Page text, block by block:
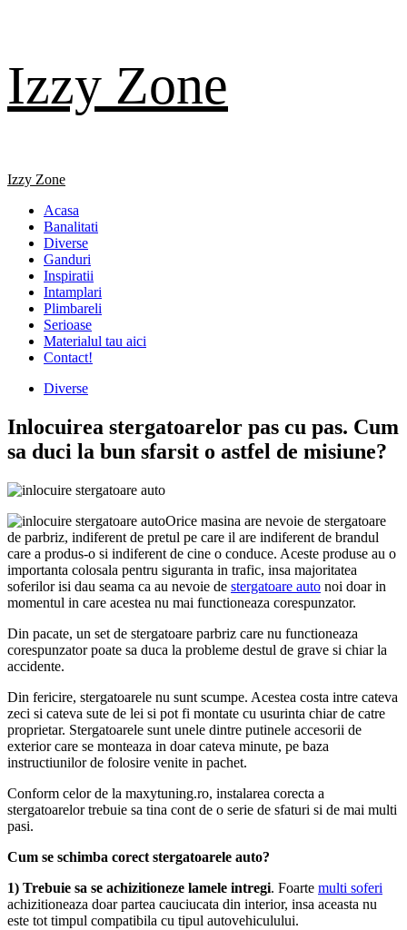
content
Izzy Zone
Primary
Izzy Zone
Acasa
Banalitati
Diverse
Ganduri
Inspiratii
Intamplari
Plimbareli
Serioase
Materialul tau aici
Contact!
Diverse
Inlocuirea stergatoarelor pas cu pas. Cum
sa duci la bun sfarsit o astfel de misiune?
Orice masina are nevoie de stergatoare
de parbriz, indiferent de pretul pe care il are indiferent de brandul
care a produs-o si indiferent de cine o conduce. Aceste produse au o
importanta colosala pentru siguranta in trafic, insa majoritatea
soferilor isi dau seama ca au nevoie de stergatoare auto noi doar in
momentul in care acestea nu mai functioneaza corespunzator.
Din pacate, un set de stergatoare parbriz care nu functioneaza
corespunzator poate sa duca la probleme destul de grave si chiar la
accidente.
Din fericire, stergatoarele nu sunt scumpe. Acestea costa intre cateva
zeci si cateva sute de lei si pot fi montate cu usurinta chiar de catre
proprietar. Stergatoarele sunt unele dintre putinele accesorii de
exterior care se monteaza in doar cateva minute, pe baza
instructiunilor de folosire venite in pachet.
Conform celor de la maxytuning.ro, instalarea corecta a
stergatoarelor trebuie sa tina cont de o serie de sfaturi si de mai multi
pasi.
Cum se schimba corect stergatoarele auto?
1) Trebuie sa se achizitioneze lamele intregi. Foarte multi soferi
achizitioneaza doar partea cauciucata din interior, insa aceasta nu
este tot timpul compatibila cu tipul autovehiculului.